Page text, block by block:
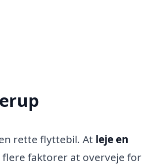
rette flyttebil. At leje en
faktorer at overveje for